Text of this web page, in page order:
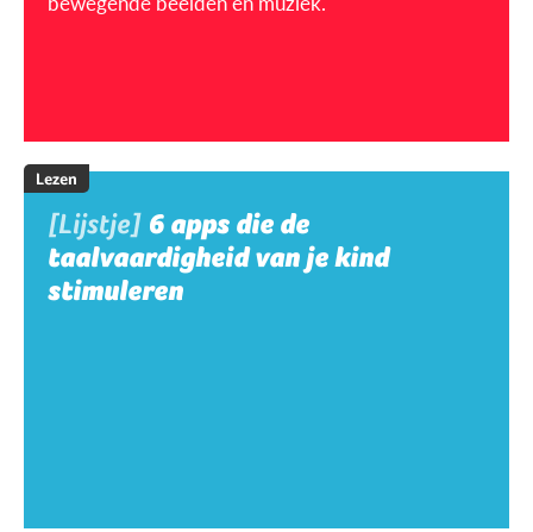
Lezen
[Lijstje] 6 apps die de
taalvaardigheid van je kind
stimuleren